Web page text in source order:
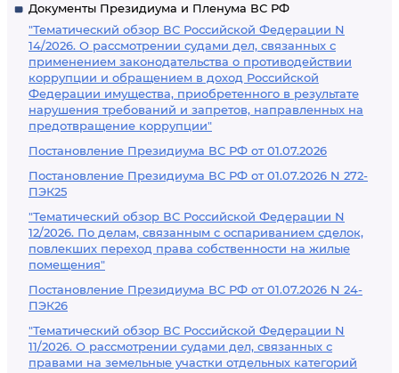
Документы Президиума и Пленума ВС РФ
"Тематический обзор ВС Российской Федерации N
14/2026. О рассмотрении судами дел, связанных с
применением законодательства о противодействии
коррупции и обращением в доход Российской
Федерации имущества, приобретенного в результате
нарушения требований и запретов, направленных на
предотвращение коррупции"
Постановление Президиума ВС РФ от 01.07.2026
Постановление Президиума ВС РФ от 01.07.2026 N 272-
ПЭК25
"Тематический обзор ВС Российской Федерации N
12/2026. По делам, связанным с оспариванием сделок,
повлекших переход права собственности на жилые
помещения"
Постановление Президиума ВС РФ от 01.07.2026 N 24-
ПЭК26
"Тематический обзор ВС Российской Федерации N
11/2026. О рассмотрении судами дел, связанных с
правами на земельные участки отдельных категорий